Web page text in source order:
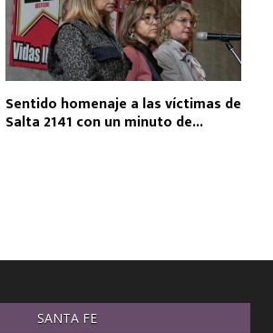
Sentido homenaje a las víctimas de
Salta 2141 con un minuto de...
SANTA FE